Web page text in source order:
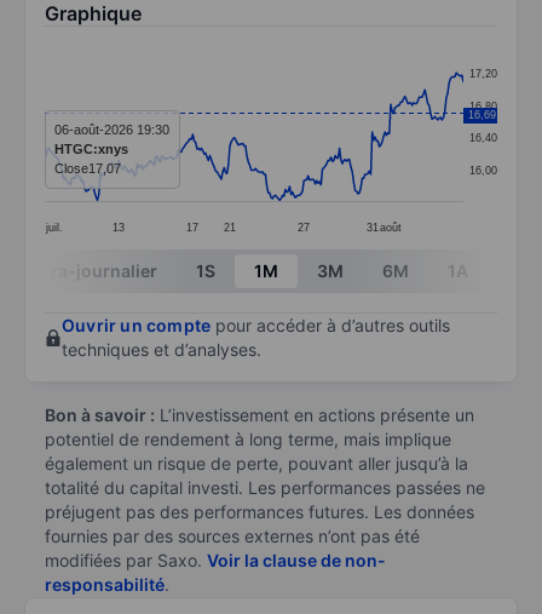
Graphique
The chart has 1 X axis displaying categories.
The chart has 1 Y axis displaying values. Data ranges
juil. 13 17 21 27 31 août
16,00
16,40
16,80
17,20
16,69
06-août-2026 19:30
HTGC:xnys
Close17,07
End of interactive chart.
Intra-journalier 1S 1M 3M 6M 1A
Ouvrir un compte pour accéder à d’autres outils
techniques et d’analyses.
Bon à savoir : L’investissement en actions présente un
potentiel de rendement à long terme, mais implique
également un risque de perte, pouvant aller jusqu’à la
totalité du capital investi. Les performances passées ne
préjugent pas des performances futures. Les données
fournies par des sources externes n’ont pas été
modifiées par Saxo. Voir la clause de non-
responsabilité.